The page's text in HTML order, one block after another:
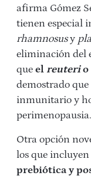
afirma Gómez
tienen especial
rhamnosusy
eliminación del
que el reuterio
demostrado
inmunitario y
perimenopausia.
Otra opción
los que incluyen
prebiótica y